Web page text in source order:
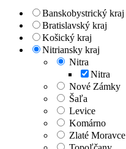
Banskobystrický kraj
Bratislavský kraj
Košický kraj
Nitriansky kraj
Nitra
Nitra
Nové Zámky
Šaľa
Levice
Komárno
Zlaté Moravce